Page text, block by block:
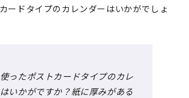
ードタイプのカレンダーはいかがでしょ
ったポストカードタイプのカレ
いかがですか？紙に厚みがある